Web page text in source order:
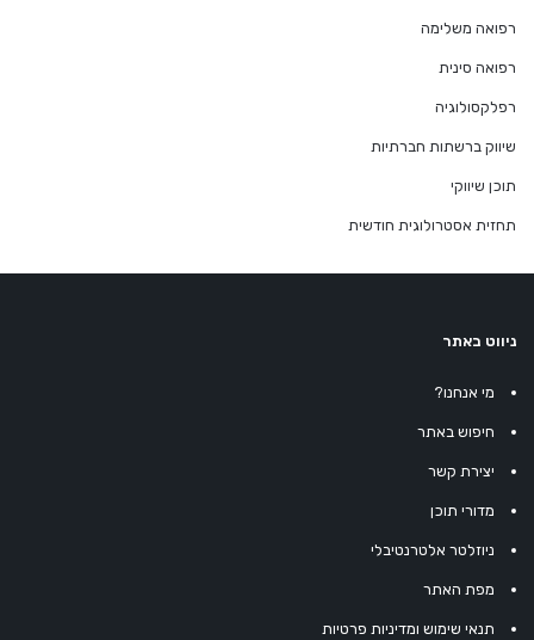
רפואה משלימה
רפואה סינית
רפלקסולוגיה
שיווק ברשתות חברתיות
תוכן שיווקי
תחזית אסטרולוגית חודשית
ניווט באתר
מי אנחנו?
חיפוש באתר
יצירת קשר
מדורי תוכן
ניוזלטר אלטרנטיבלי
מפת האתר
תנאי שימוש ומדיניות פרטיות